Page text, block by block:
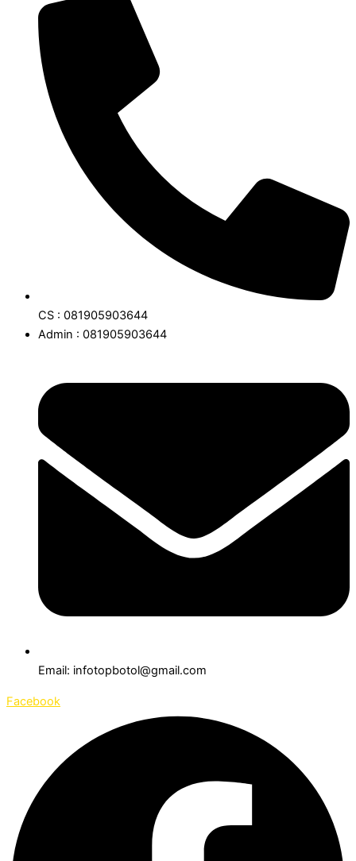
CS : 081905903644
Admin : 081905903644
Email: infotopbotol@gmail.com
Facebook